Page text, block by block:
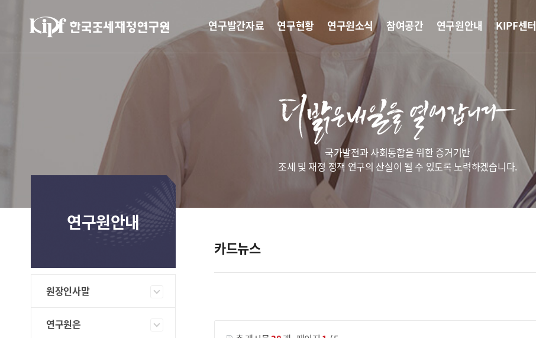
연구발간자료 연구현황 연구원소식 참여공간 연구원안내 KIPF센터
국가발전과 사회통합을 위한 증거기반
조세 및 재정 정책 연구의 산실이 될 수 있도록 노력하겠습니다.
연구원안내
원장인사말
연구원은
카드뉴스